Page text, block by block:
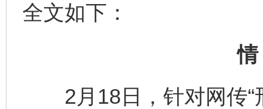
全文如下：
情
2月18日，针对网传“